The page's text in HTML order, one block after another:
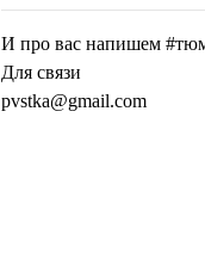
И про вас напишем
Для связи
pvstka@gmail.com